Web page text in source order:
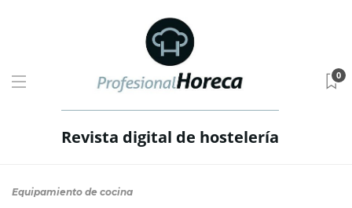
Revista digital de hostelería
0
Equipamiento de cocina